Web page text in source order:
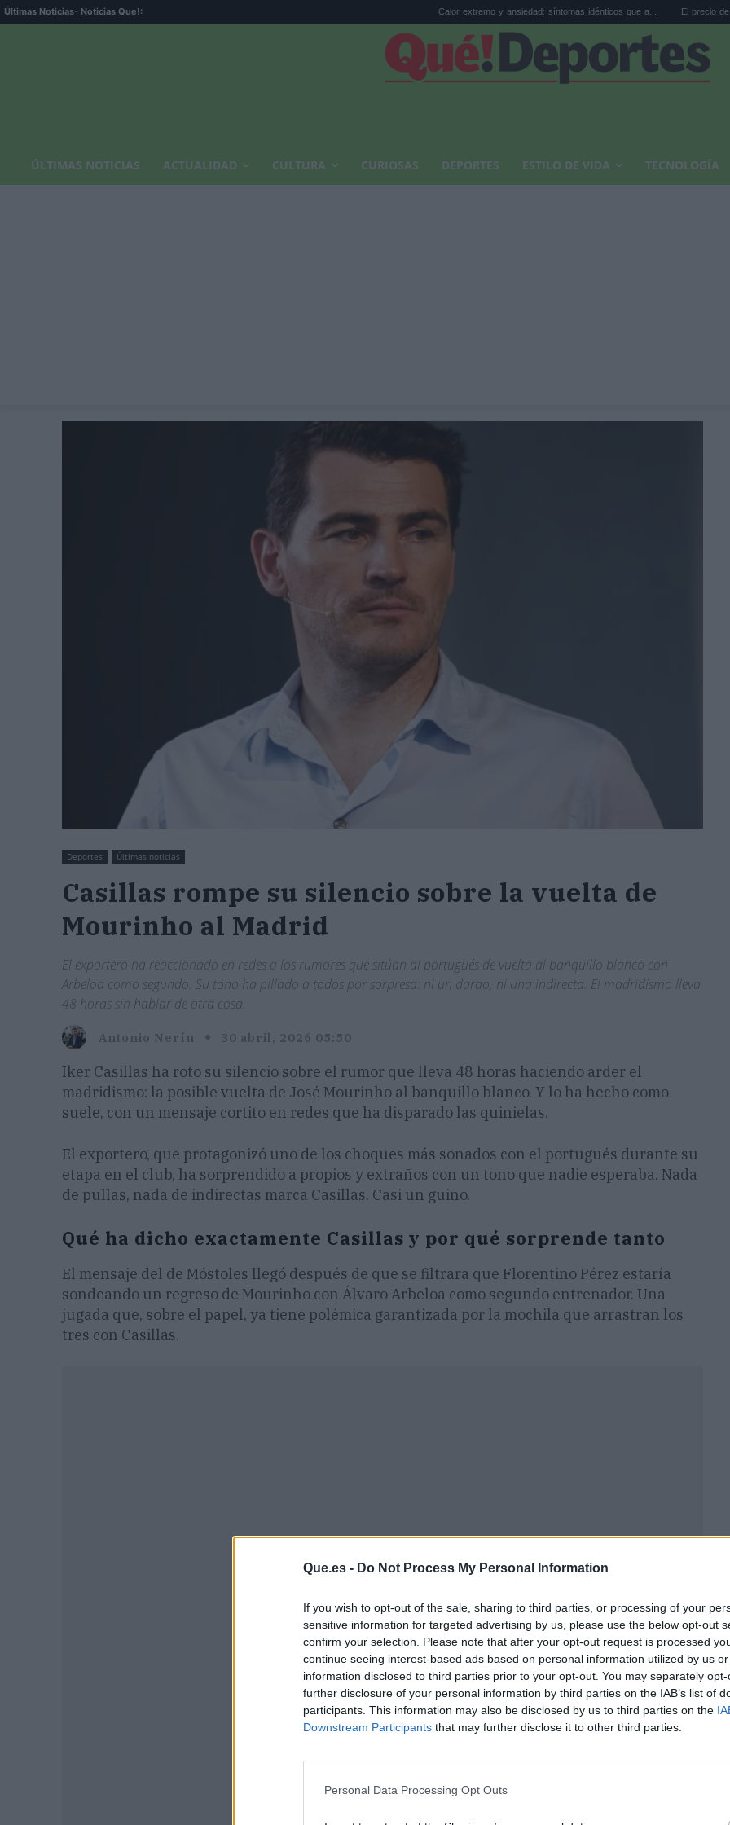
Que.es - Do Not Process My Personal Information
If you wish to opt-out of the sale, sharing to third parties, or processing of your
sensitive information for targeted advertising by us, please use the below opt-out
confirm your selection. Please note that after your opt-out request is processed
continue seeing interest-based ads based on personal information utilized by us
information disclosed to third parties prior to your opt-out. You may separately
further disclosure of your personal information by third parties on the IAB’s list of
participants. This information may also be disclosed by us to third parties on the
Downstream Participants that may further disclose it to other third parties.
Personal Data Processing Opt Outs
Últimas Noticias- Noticias Que!: Calor extremo y ansiedad: síntomas idénticos que a... El precio de la vivienda en
ÚLTIMAS NOTICIAS ACTUALIDAD CULTURA CURIOSAS DEPORTES ESTILO DE VIDA TECNOLOGÍA
Deportes Últimas noticias
Casillas rompe su silencio sobre la vuelta de
Mourinho al Madrid
El exportero ha reaccionado en redes a los rumores que sitúan al portugués de vuelta al banquillo blanco con
Arbeloa como segundo. Su tono ha pillado a todos por sorpresa: ni un dardo, ni una indirecta. El madridismo lleva
48 horas sin hablar de otra cosa.
Antonio Nerín 30 abril, 2026 05:50
Iker Casillas ha roto su silencio sobre el rumor que lleva 48 horas haciendo arder el
madridismo: la posible vuelta de José Mourinho al banquillo blanco. Y lo ha hecho como
suele, con un mensaje cortito en redes que ha disparado las quinielas.
El exportero, que protagonizó uno de los choques más sonados con el portugués durante su
etapa en el club, ha sorprendido a propios y extraños con un tono que nadie esperaba. Nada
de pullas, nada de indirectas marca Casillas. Casi un guiño.
Qué ha dicho exactamente Casillas y por qué sorprende tanto
El mensaje del de Móstoles llegó después de que se filtrara que Florentino Pérez estaría
sondeando un regreso de Mourinho con Álvaro Arbeloa como segundo entrenador. Una
jugada que, sobre el papel, ya tiene polémica garantizada por la mochila que arrastran los
tres con Casillas.
Publicidad